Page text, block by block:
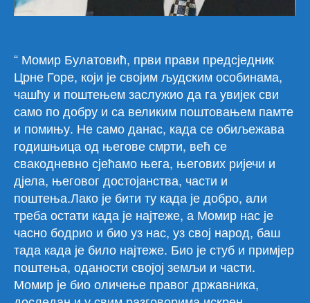
“ Момир Булатовић, први прави предсједник
Црне Горе, који је својим људским особинама,
чашћу и поштењем заслужио да га увијек сви
само по добру и са великим поштовањем памте
и помињу. Не само данас, када се обиљежава
годишњица од његове смрти, већ се
свакодневно сјећамо њега, његових ријечи и
дјела, његовог достојанства, части и
поштења.Лако је бити ту када је добро, али
треба остати када је најтеже, а Момир нас је
часно бодрио и био уз нас, уз свој народ, баш
тада када је било најтеже. Био је стуб и примјер
поштења, оданости својој земљи и части.
Момир је био оличење правог државника,